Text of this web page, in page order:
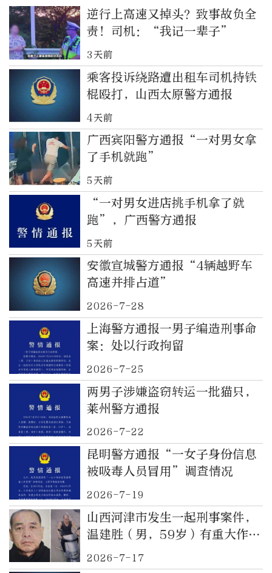
逆行上高速又掉头？致事故负全
责！司机：“我记一辈子”
3天前
乘客投诉绕路遭出租车司机持铁
棍殴打，山西太原警方通报
4天前
广西宾阳警方通报“一对男女拿
了手机就跑”
5天前
“一对男女进店挑手机拿了就
跑”，广西警方通报
5天前
安徽宣城警方通报“4辆越野车
高速并排占道”
2026-7-28
上海警方通报一男子编造刑事命
案：处以行政拘留
2026-7-25
两男子涉嫌盗窃转运一批猫只，
莱州警方通报
2026-7-22
昆明警方通报“一女子身份信息
被吸毒人员冒用”调查情况
2026-7-19
山西河津市发生一起刑事案件，
温建胜（男，59岁）有重大作案
嫌疑，警方悬赏
2026-7-17